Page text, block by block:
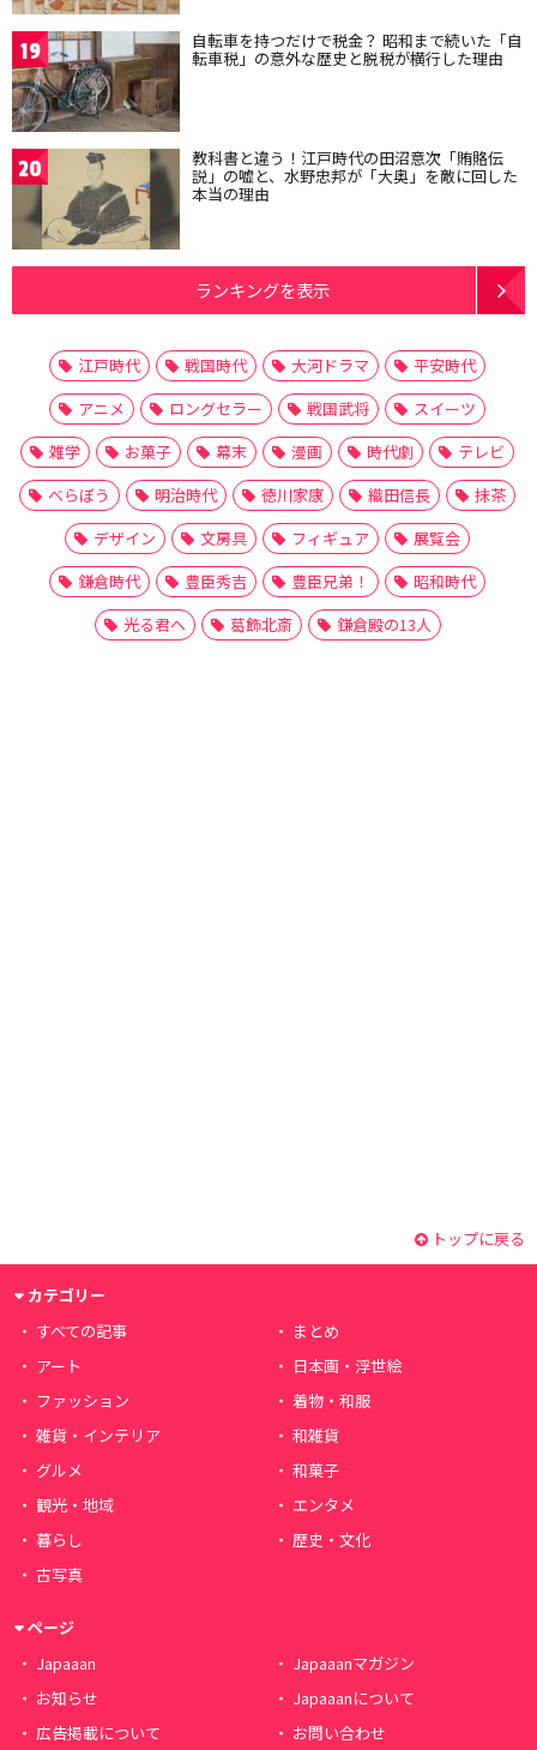
19 自転車を持つだけで税金？ 昭和まで続いた「自
転車税」の意外な歴史と脱税が横行した理由
20 教科書と違う！江戸時代の田沼意次「賄賂伝
説」の嘘と、水野忠邦が「大奥」を敵に回した
本当の理由
ランキングを表示
江戸時代 戦国時代 大河ドラマ
平安時代
アニメ
ロングセラー 戦国武将
スイーツ
雑学
お菓子 幕末 漫画 時代劇
テレビ
べらぼう
明治時代 徳川家康 織田信長
抹茶
デザイン
文房具 フィギュア
展覧会
鎌倉時代
豊臣秀吉 豊臣兄弟！
昭和時代
光る君へ
葛飾北斎 鎌倉殿の13人
トップに戻る
カテゴリー
すべての記事
まとめ
アート
日本画・浮世絵
ファッション
着物・和服
雑貨・インテリア
和雑貨
グルメ
和菓子
観光・地域
エンタメ
暮らし
歴史・文化
古写真
ページ
Japaaan
Japaaanマガジン
お知らせ
Japaaanについて
広告掲載について
お問い合わせ